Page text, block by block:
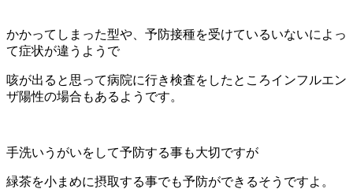
かかってしまった型や、予防接種を受けているいないによっ
て症状が違うようで
咳が出ると思って病院に行き検査をしたところインフルエン
ザ陽性の場合もあるようです。
手洗いうがいをして予防する事も大切ですが
緑茶を小まめに摂取する事でも予防ができるそうですよ。